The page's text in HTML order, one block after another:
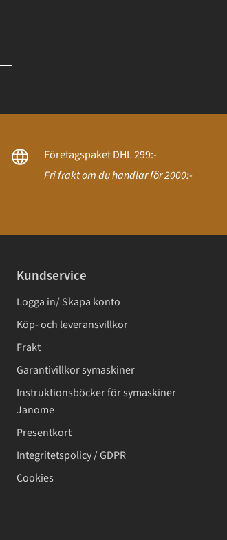
Företagspaket DHL 299:-
Fri frakt om du handlar för 2000:-
Kundservice
Logga in/ Skapa konto
Köp- och leveransvillkor
Frakt
Garantivillkor symaskiner
Instruktionsböcker för symaskiner
Janome
Presentkort
Integritetspolicy / GDPR
Cookies